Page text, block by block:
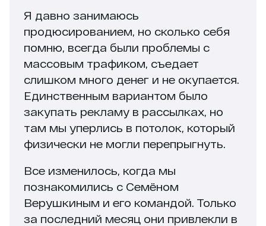
Я давно занимаюсь
продюсированием, но сколько себя
помню, всегда были проблемы с
массовым трафиком, съедает
слишком много денег и не окупается.
Единственным вариантом было
закупать рекламу в рассылках, но
там мы уперлись в потолок, который
физически не могли перепрыгнуть.
Все изменилось, когда мы
познакомились с Семёном
Верушкиным и его командой. Только
за последний месяц они привлекли в